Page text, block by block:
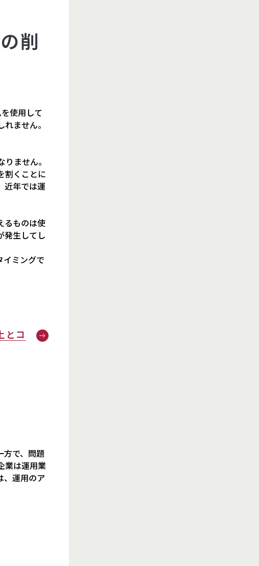
削
使用して
ません。
ません。
割くことに
近年では運
るものは使
発生してし
イミングで
とコ
方で、問題
業は運用業
、運用のア